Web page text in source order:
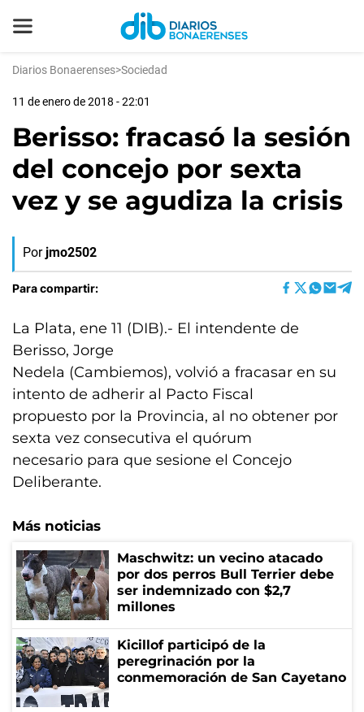
Diarios Bonaerenses>Sociedad
11 de enero de 2018 - 22:01
Berisso: fracasó la sesión
del concejo por sexta
vez y se agudiza la crisis
Por jmo2502
Para compartir:
La Plata, ene 11 (DIB).- El intendente de
Berisso, Jorge
Nedela (Cambiemos), volvió a fracasar en su
intento de adherir al Pacto Fiscal
propuesto por la Provincia, al no obtener por
sexta vez consecutiva el quórum
necesario para que sesione el Concejo
Deliberante.
Más noticias
Maschwitz: un vecino atacado
por dos perros Bull Terrier debe
ser indemnizado con $2,7
millones
Kicillof participó de la
peregrinación por la
conmemoración de San Cayetano